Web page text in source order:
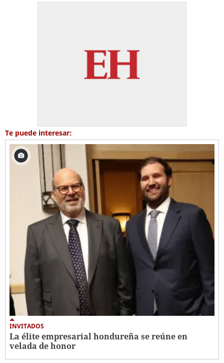
Te puede interesar:
INVITADOS
La élite empresarial hondureña se reúne en
velada de honor